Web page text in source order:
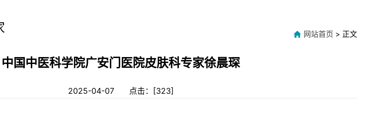
网站首页 > 正文
中国中医科学院广安门医院皮肤科专家徐晨琛
2025-04-07 点击：[323]